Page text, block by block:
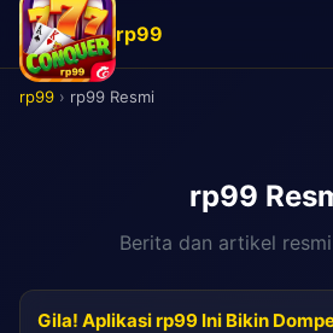
rp99
rp99 › rp99 Resmi
rp99
Berita dan artikel
Gila! Aplikasi rp99 Ini Bikin